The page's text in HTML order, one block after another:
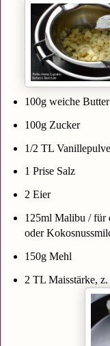
100g weiche Butter
100g Zucker
1/2 TL
1 Prise Salz
2 Eier
125ml Malibu / für
oder
150g Mehl
2 TL Maisstärke,